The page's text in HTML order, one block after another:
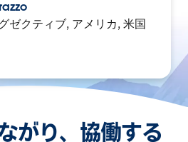
ゼクティブ, アメリカ, 米国
がり、協働する